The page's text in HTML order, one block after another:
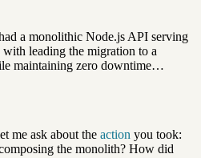
a monolithic Node.js API serving
leading the migration to a
maintaining zero downtime…
me ask about the action you took:
the monolith? How did